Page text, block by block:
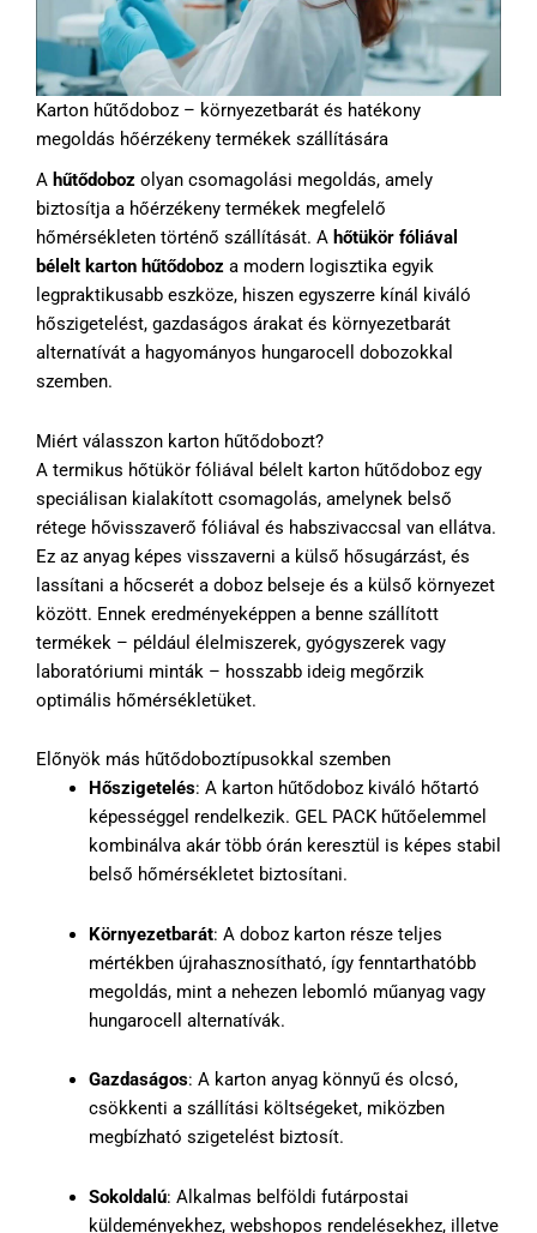
Karton hűtődoboz – környezetbarát és hatékony
megoldás hőérzékeny termékek szállítására
A hűtődoboz olyan csomagolási megoldás, amely
biztosítja a hőérzékeny termékek megfelelő
hőmérsékleten történő szállítását. A hőtükör fóliával
bélelt karton hűtődoboz a modern logisztika egyik
legpraktikusabb eszköze, hiszen egyszerre kínál kiváló
hőszigetelést, gazdaságos árakat és környezetbarát
alternatívát a hagyományos hungarocell dobozokkal
szemben.
Miért válasszon karton hűtődobozt?
A termikus hőtükör fóliával bélelt karton hűtődoboz egy
speciálisan kialakított csomagolás, amelynek belső
rétege hővisszaverő fóliával és habszivaccsal van ellátva.
Ez az anyag képes visszaverni a külső hősugárzást, és
lassítani a hőcserét a doboz belseje és a külső környezet
között. Ennek eredményeképpen a benne szállított
termékek – például élelmiszerek, gyógyszerek vagy
laboratóriumi minták – hosszabb ideig megőrzik
optimális hőmérsékletüket.
Előnyök más hűtődoboztípusokkal szemben
Hőszigetelés: A karton hűtődoboz kiváló hőtartó
képességgel rendelkezik. GEL PACK hűtőelemmel
kombinálva akár több órán keresztül is képes stabil
belső hőmérsékletet biztosítani.
Környezetbarát: A doboz karton része teljes
mértékben újrahasznosítható, így fenntarthatóbb
megoldás, mint a nehezen lebomló műanyag vagy
hungarocell alternatívák.
Gazdaságos: A karton anyag könnyű és olcsó,
csökkenti a szállítási költségeket, miközben
megbízható szigetelést biztosít.
Sokoldalú: Alkalmas belföldi futárpostai
küldeményekhez, webshopos rendelésekhez, illetve